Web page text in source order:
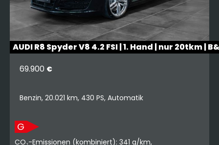
AUDI R8 Spyder V8 4.2 FSI | 1. Hand | nur 20tkm |
69.900 €
Benzin, 20.021 km, 430 PS, Automatik
G
CO₂-Emissionen (kombiniert): 341 g/km,